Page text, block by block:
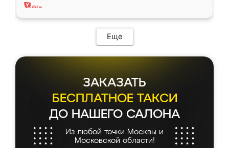
Еще
ЗАКАЗАТЬ
БЕСПЛАТНОЕ ТАКСИ
ДО НАШЕГО САЛОНА
Из любой точки Москвы и
Московской области!